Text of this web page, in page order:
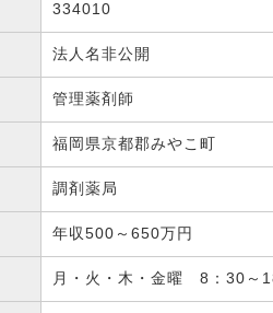
334010
法人名非公開
管理薬剤師
福岡県京都郡みやこ町
調剤薬局
年収500～650万円
月・火・木・金曜 8：30